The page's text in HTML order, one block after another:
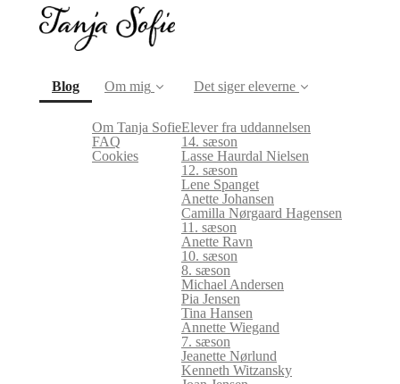
Blog(current)
Om mig
Om Tanja Sofie
FAQ
Cookies
Det siger eleverne
Elever fra uddannelsen
14. sæson
Lasse Haurdal Nielsen
12. sæson
Lene Spanget
Anette Johansen
Camilla Nørgaard Hagensen
11. sæson
Anette Ravn
10. sæson
8. sæson
Michael Andersen
Pia Jensen
Tina Hansen
Annette Wiegand
7. sæson
Jeanette Nørlund
Kenneth Witzansky